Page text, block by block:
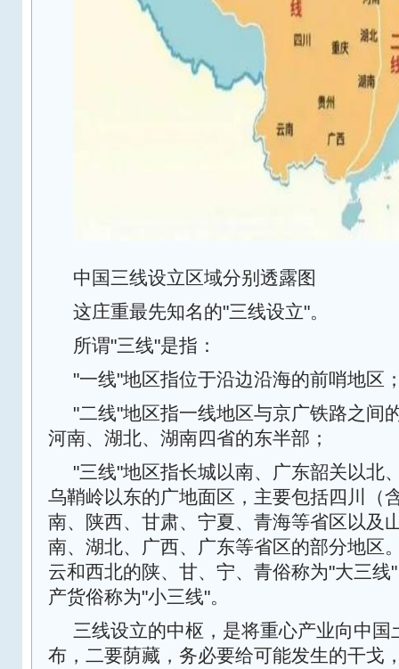
中国三线设立区域分别透露图
这庄重最先知名的"三线设立"。
所谓"三线"是指：
"一线"地区指位于沿边沿海的前哨地区
"二线"地区指一线地区与京广铁路之间
河南、湖北、湖南四省的东半部；
"三线"地区指长城以南、广东韶关以北
乌鞘岭以东的广地面区，主要包括四川（
南、陕西、甘肃、宁夏、青海等省区以及
南、湖北、广西、广东等省区的部分地区
云和西北的陕、甘、宁、青俗称为"大三线
产货俗称为"小三线"。
三线设立的中枢，是将重心产业向中国
布，二要荫藏，务必要给可能发生的干戈